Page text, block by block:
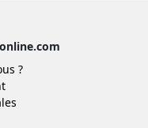
?